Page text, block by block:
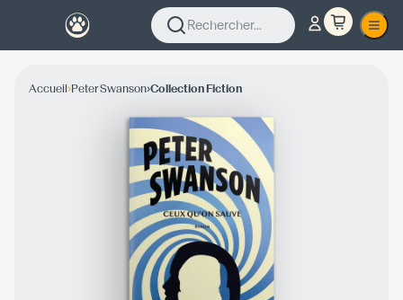
Rechercher...
Accueil›Peter Swanson›Collection Fiction